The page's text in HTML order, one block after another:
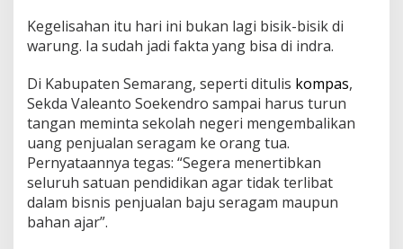
Kegelisahan itu hari ini bukan lagi bisik-bisik di
warung. Ia sudah jadi fakta yang bisa di indra.
Di Kabupaten Semarang, seperti ditulis kompas,
Sekda Valeanto Soekendro sampai harus turun
tangan meminta sekolah negeri mengembalikan
uang penjualan seragam ke orang tua.
Pernyataannya tegas: “Segera menertibkan
seluruh satuan pendidikan agar tidak terlibat
dalam bisnis penjualan baju seragam maupun
bahan ajar”.